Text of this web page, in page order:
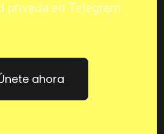
privada en Telegram
ahora